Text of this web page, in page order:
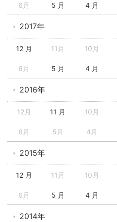
6月 5 月 4 月
2017年
12 月 11月 10月
6月 5 月 4 月
2016年
12月 11 月 10月
6月 5月 4月
2015年
12 月 11月 10月
6月 5 月 4 月
2014年